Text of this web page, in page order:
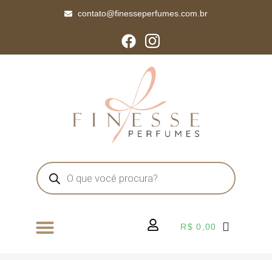
contato@finesseperfumes.com.br
R$ 0,00